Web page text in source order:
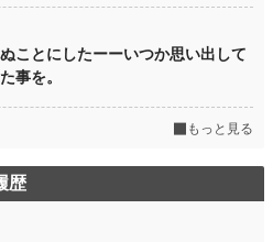
ことにしたーーいつか思い出して
事を。
もっと見る
歴